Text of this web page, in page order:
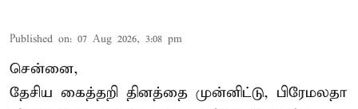
Published on: 07 Aug 2026, 3:08 pm
சென்னை,
தேசிய கைத்தறி தினத்தை முன்னிட்டு, பிரேமலதா